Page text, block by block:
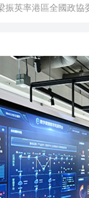
年海南儋州以舊換
閩粵贛三地漢樂藝術
智英案｜吳良好：依
餘位頂尖專家共話時
南澄邁文儒煥新升級
振英率港區全國政協
年海南儋州以舊換
東26戶省屬國企去年